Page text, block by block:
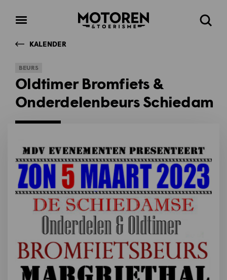
Open
Homepage Zoeken
KALENDER
BEURS
Oldtimer Bromfiets &
Onderdelenbeurs Schiedam